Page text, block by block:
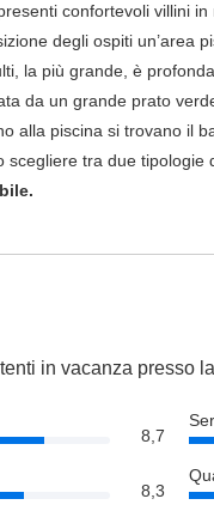
confortevoli villini
degli ospiti
la più grande, è
da un grande prato
alla piscina si trovano il
tra due
in vacanza presso
8,7
8,3